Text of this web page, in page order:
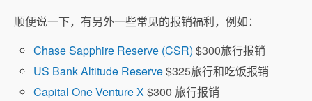
顺便说一下，有另外一些常见的报销福利，例如：
Chase Sapphire Reserve (CSR) $300旅行报销
US Bank Altitude Reserve$325旅行和吃饭报销
Capital One Venture X$300 旅行报销